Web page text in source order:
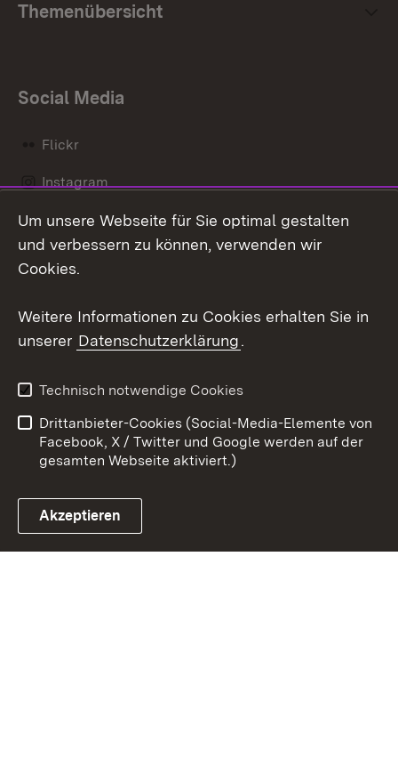
Themenübersicht
Social Media
Flickr
Instagram
Social Wall
Link zum Landesportal
Barrierefreiheit
Benutzungshinweise
Impressum
Cookies
Um unsere Webseite für Sie optimal gestalten
und verbessern zu können, verwenden wir
Cookies.
Weitere Informationen zu Cookies erhalten Sie in
unserer Datenschutzerklärung.
Technisch notwendige Cookies
Drittanbieter-Cookies (Social-Media-Elemente von
Facebook, X / Twitter und Google werden auf der
gesamten Webseite aktiviert.)
Akzeptieren